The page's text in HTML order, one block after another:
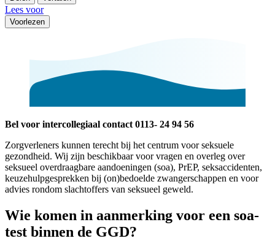
Lees voor
Voorlezen
Bel voor intercollegiaal contact 0113- 24 94 56
Zorgverleners kunnen terecht bij het centrum voor seksuele
gezondheid. Wij zijn beschikbaar voor vragen en overleg over
seksueel overdraagbare aandoeningen (soa), PrEP, seksaccidenten,
keuzehulpgesprekken bij (on)bedoelde zwangerschappen en voor
advies rondom slachtoffers van seksueel geweld.
Wie komen in aanmerking voor een soa-
test binnen de GGD?